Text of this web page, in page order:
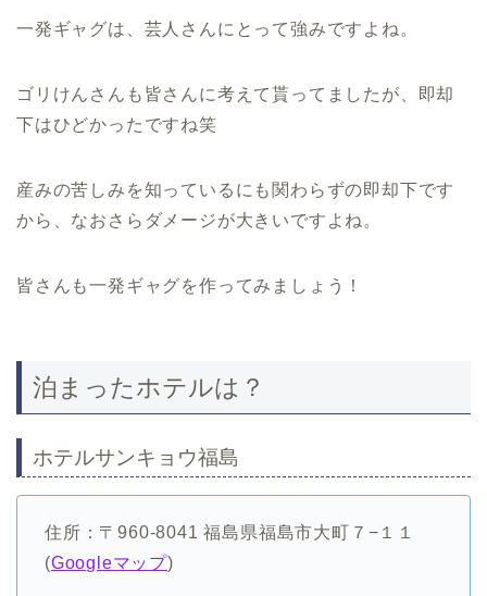
一発ギャグは、芸人さんにとって強みですよね。
ゴリけんさんも皆さんに考えて貰ってましたが、即却
下はひどかったですね笑
産みの苦しみを知っているにも関わらずの即却下です
から、なおさらダメージが大きいですよね。
皆さんも一発ギャグを作ってみましょう！
泊まったホテルは？
ホテルサンキョウ福島
住所：〒960-8041 福島県福島市大町７−１１
(Googleマップ)